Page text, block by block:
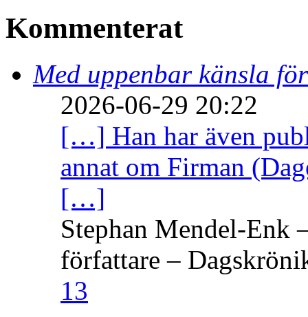
Kommenterat
Med uppenbar känsla
2026-06-29 20:22
[…] Han har även
annat om Firman
[…]
Stephan Mendel-Enk
författare –
13